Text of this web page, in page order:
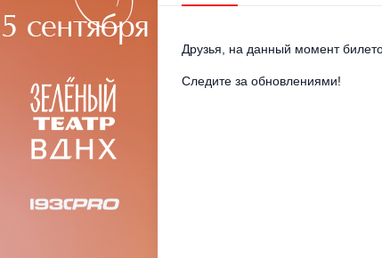
Друзья, на данный момент
Следите за обновлениями!